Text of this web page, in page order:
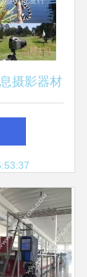
摄影器材
号八爪鱼
质保障